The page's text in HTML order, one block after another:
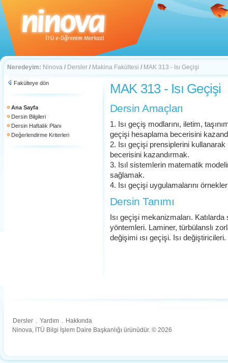
Neredeyim: Ninova / Dersler / Makina Fakültesi / MAK 313 - Isı Geçişi
Fakülteye dön
Ana Sayfa
Dersin Bilgileri
Dersin Haftalık Planı
Değerlendirme Kriterleri
MAK 313 - Isı Geçişi
Dersin Amaçları
1. Isı geçiş modlarını, iletim,
geçişi hesaplama becerisini
2. Isı geçişi prensiplerini
becerisini kazandırmak.
3. Isıl sistemlerin matematik
sağlamak.
4. Isı geçişi uygulamalarını
Dersin Tanımı
Isı geçişi mekanizmaları.
yöntemleri. Laminer, türbülanslı
değişimi ısı geçişi. Isı değiştiricileri.
Dersler . Yardım . Hakkında
Ninova, İTÜ Bilgi İşlem Daire Başkanlığı ürünüdür. © 2026